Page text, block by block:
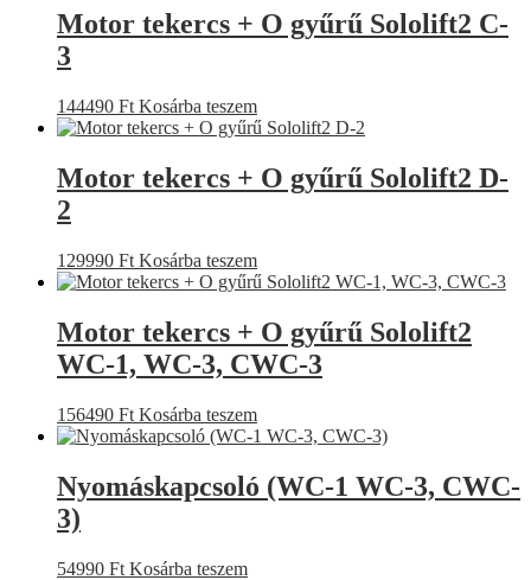
Motor tekercs + O gyűrű Sololift2 C-
3
144490 Ft Kosárba teszem
Motor tekercs + O gyűrű Sololift2 D-
2
129990 Ft Kosárba teszem
Motor tekercs + O gyűrű Sololift2
WC-1, WC-3, CWC-3
156490 Ft Kosárba teszem
Nyomáskapcsoló (WC-1 WC-3, CWC-
3)
54990 Ft Kosárba teszem